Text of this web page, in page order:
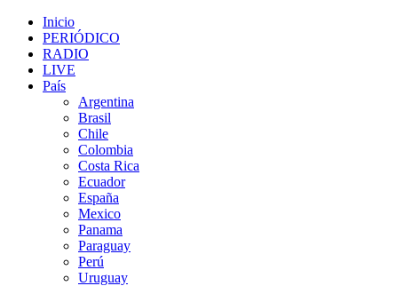
Inicio
PERIÓDICO
RADIO
LIVE
País
Argentina
Brasil
Chile
Colombia
Costa Rica
Ecuador
España
Mexico
Panama
Paraguay
Perú
Uruguay